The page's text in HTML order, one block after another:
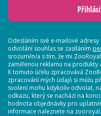
Odesláním své e-mailové
odvolání souhlas se zasíláním
srozuměn/a s tím, že mi
zaměřenou reklamu na produkty
K tomuto účelu zpracovává
zpracování mých údajů si můžu
svolení mohu kdykoliv odvolat,
odkazu, který se nachází na
hodnota objednávky pro
informace naleznete na